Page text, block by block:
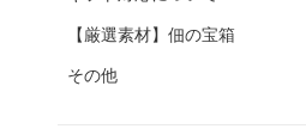
【厳選素材】佃の宝箱
その他